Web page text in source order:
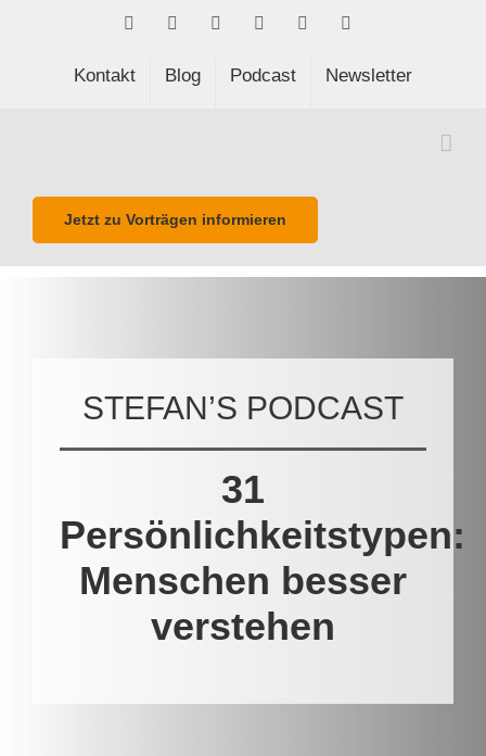
FacebookLinkedIn Spotify
Kontakt Blog Podcast Newsletter
Jetzt zu Vorträgen informieren
STEFAN’S PODCAST
31
Persönlichkeitstypen:
Menschen besser
verstehen